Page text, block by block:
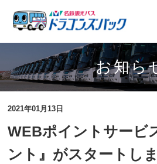
お知ら
2021年01月13日
WEBポイントサービ
ント』がスタートし